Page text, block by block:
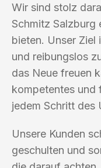
Wir sind stolz
Schmitz Salzburg
bieten. Unser Ziel
und reibungslos
das Neue freuen
kompetentes und
jedem Schritt des
Unsere Kunden
geschulten und